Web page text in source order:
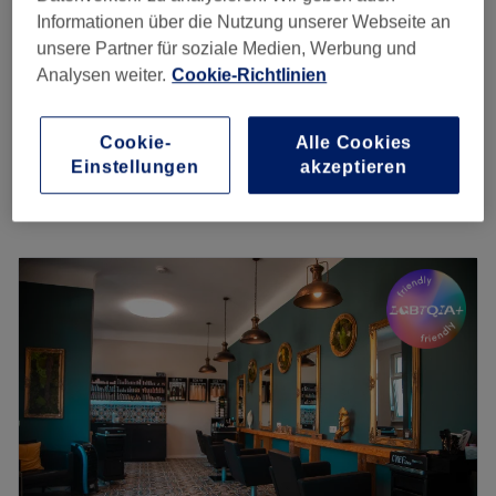
Orient Paket Herren-
Haarschnitt/Rasur/Augenbrauen zupfen
1 Std. 5 Min.
40 €
Styling
25 €
Schnellansicht Saloninfos
09:00
20:00
Mittwoch
09:00
20:00
Donnerstag
09:00–20:00
Freitag
09:00
20:00
Samstag
09:00 20:00
Sonntag
Geschlossen
Ein neuer Look, ein frisches Gefühl – im Salon Orientstyle
Friseur Barber steht deine Schönheit im Mittelpunkt. Ob
Informationen über die Nutzung unserer Webseite an
unsere Partner für soziale Medien, Werbung und
Analysen weiter. Cookie-Richtlinien
Cookie-
Einstellungen
Alle Cookies
akzeptieren